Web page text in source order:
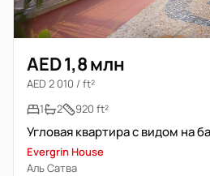
AED 1,8 млн
AED 2 010 / ft²
1
2 920 ft²
Угловая квартира с видом на
Evergrin House
Аль Сатва